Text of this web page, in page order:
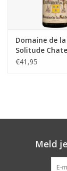
Domaine de la
Solitude
du Pape rouge
€41,95
Meld